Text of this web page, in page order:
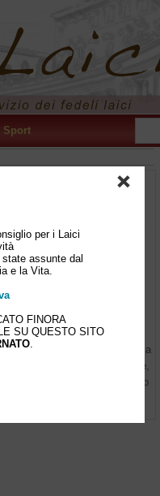
Sport
dei Padri della scorsa
Ordinario, ha stabilito che
Ordinaria del Sinodo
della Chiesa verso i giovani,
dell’Esortazione Apostolica
verso la maturità affinché,
gioia, aprendosi all'incontro
per i Laici
assunte dal
e la Vita.
FINORA
SU QUESTO SITO
.